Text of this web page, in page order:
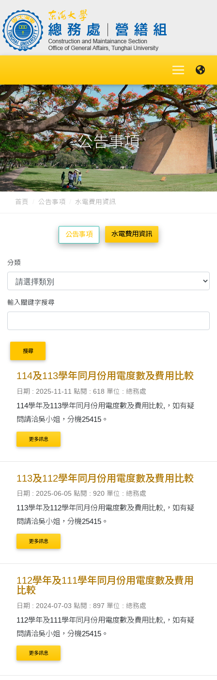
公告事項
首頁 公告事項 水電費用資訊
公告事項 水電費用資訊
分類
輸入關鍵字搜尋
搜尋
114及113學年同月份用電度數及費用比較
日期 : 2025-11-11 點閱 : 618 單位 : 總務處
114學年及113學年同月份用電度數及費用比較,，如有疑
問請洽吳小姐，分機25415。
更多訊息
113及112學年同月份用電度數及費用比較
日期 : 2025-06-05 點閱 : 920 單位 : 總務處
113學年及112學年同月份用電度數及費用比較,，如有疑
問請洽吳小姐，分機25415。
更多訊息
112學年及111學年同月份用電度數及費用
比較
日期 : 2024-07-03 點閱 : 897 單位 : 總務處
112學年及111學年同月份用電度數及費用比較,，如有疑
問請洽吳小姐，分機25415。
更多訊息